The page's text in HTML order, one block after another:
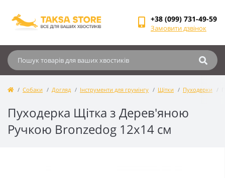
+38 (099) 731-49-59
Замовити дзвінок
Собаки Догляд Інструменти для грумінгу Щітки Пуходерки
Пуходерка Щітка з Дерев'яною
Ручкою Bronzedog 12х14 см